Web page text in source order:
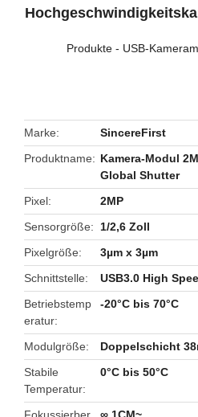
Produkte - USB-
Marke
SincereFirst
Produktname
Kamera-Modul
Global Shutter
Pixel
2MP
Sensorgröße
1/2,6 Zoll
Pixelgröße
3µm x 3µm
Schnittstelle
USB3.0 High
Betriebstemp
eratur
-20°C bis 70°C
Modulgröße
Doppelschicht
Stabile
Temperatur
0°C bis 50°C